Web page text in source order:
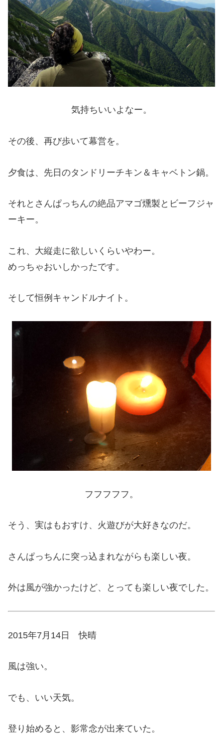
気持ちいいよなー。
その後、再び歩いて幕営を。
夕食は、先日のタンドリーチキン＆キャベトン鍋。
それとさんぱっちんの絶品アマゴ燻製とビーフジャ
ーキー。
これ、大縦走に欲しいくらいやわー。
めっちゃおいしかったです。
そして恒例キャンドルナイト。
フフフフフ。
そう、実はもおすけ、火遊びが大好きなのだ。
さんぱっちんに突っ込まれながらも楽しい夜。
外は風が強かったけど、とっても楽しい夜でした。
2015年7月14日 快晴
風は強い。
でも、いい天気。
登り始めると、影常念が出来ていた。